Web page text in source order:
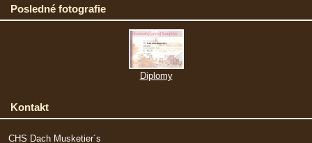
Posledné fotografie
Diplomy
Kontakt
CHS Dach Musketier´s